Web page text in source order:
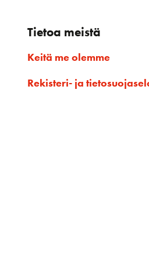
Tietoa meistä
Keitä me olemme
Rekisteri- ja